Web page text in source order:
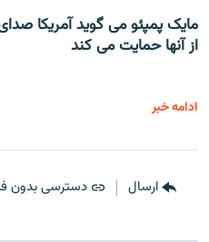
مایک پمپئو می گوید آمریکا
از آنها حمایت می کند
ادامه خبر
ارسال دسترسی بدون